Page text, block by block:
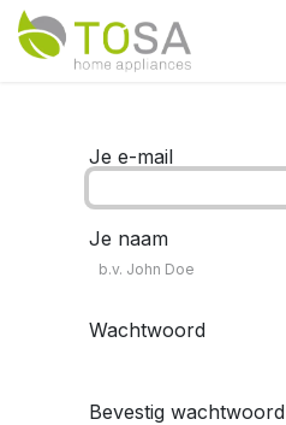
Overslaan naar inhoud
Je e-mail
Je naam
Wachtwoord
Bevestig wachtwoord